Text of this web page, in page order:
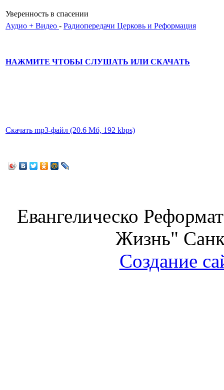
Уверенность в спасении
Аудио + Видео - Радиопередачи Церковь и Реформация
НАЖМИТЕ ЧТОБЫ СЛУШАТЬ ИЛИ СКАЧАТЬ
Скачать mp3-файл (20.6 Мб, 192 kbps)
Евангелическо
Жизнь"
Создание